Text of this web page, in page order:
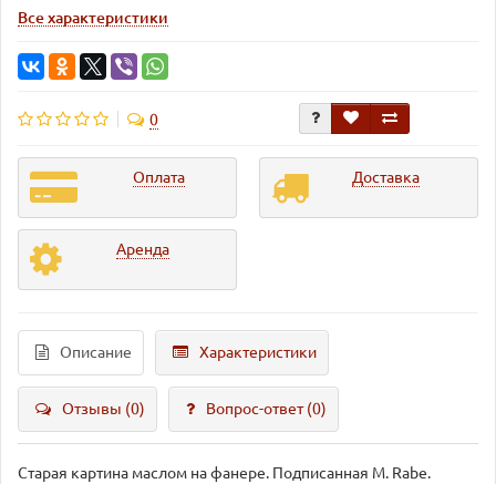
Все характеристики
0
Оплата Доставка
Аренда
Описание Характеристики
Отзывы (0) Вопрос-ответ(0)
Старая картина маслом на фанере. Подписанная M. Rabe.